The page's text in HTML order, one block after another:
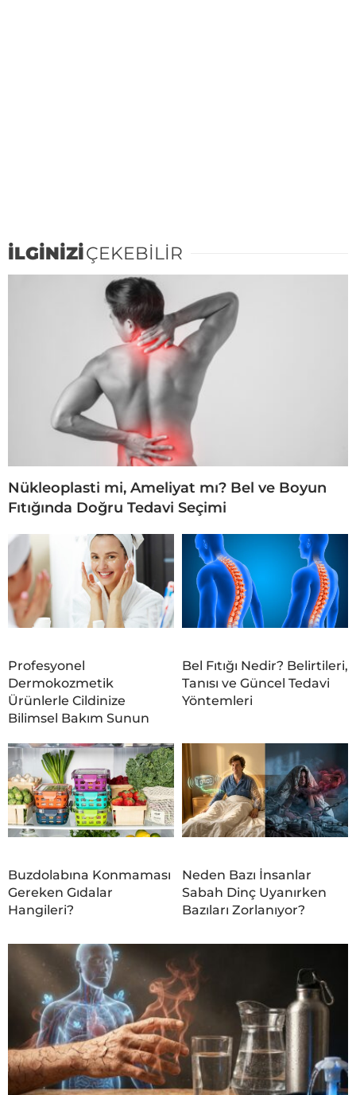
İLGİNİZİÇEKEBİLİR
Nükleoplasti mi, Ameliyat mı? Bel ve Boyun
Fıtığında Doğru Tedavi Seçimi
Profesyonel
Dermokozmetik
Ürünlerle Cildinize
Bilimsel Bakım Sunun
Bel Fıtığı Nedir? Belirtileri,
Tanısı ve Güncel Tedavi
Yöntemleri
Buzdolabına Konmaması
Gereken Gıdalar
Hangileri?
Neden Bazı İnsanlar
Sabah Dinç Uyanırken
Bazıları Zorlanıyor?